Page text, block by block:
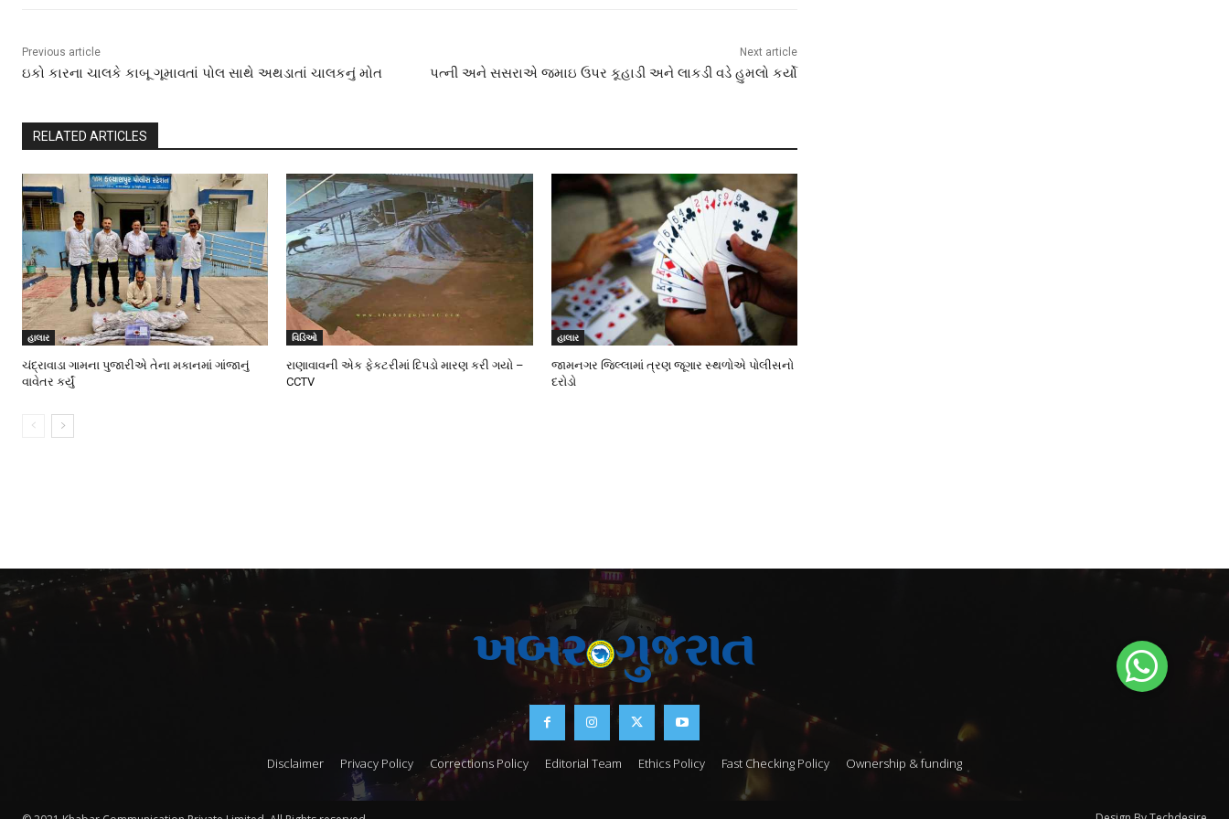
Previous article
ઇકો કારના ચાલકે કાબૂ ગૂમાવતાં પોલ સાથે અથડાતાં ચાલકનું મોત
Next article
પત્ની અને સસરાએ જમાઇ ઉપર કૂહાડી અને લાકડી વડે હુમલો કર્યો
RELATED ARTICLES
હાલાર
ચંદ્રાવાડા ગામના પુજારીએ તેના મકાનમાં ગાંજાનું
વાવેતર કર્યું
વિડિઓ
રાણાવાવની એક ફેકટરીમાં દિપડો મારણ કરી ગયો –
CCTV
હાલાર
જામનગર જિલ્લામાં ત્રણ જૂગાર સ્થળોએ પોલીસનો
દરોડો
Disclaimer Privacy Policy Corrections Policy Editorial Team Ethics Policy Fast Checking Policy Ownership & funding